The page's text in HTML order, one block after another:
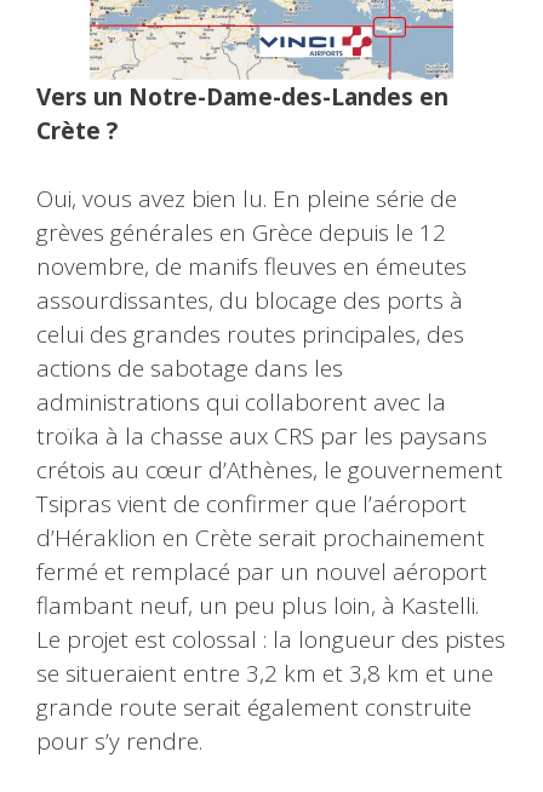
Vers un Notre-Dame-des-Landes en
Crète ?
Oui, vous avez bien lu. En pleine série de
grèves générales en Grèce depuis le 12
novembre, de manifs fleuves en émeutes
assourdissantes, du blocage des ports à
celui des grandes routes principales, des
actions de sabotage dans les
administrations qui collaborent avec la
troïka à la chasse aux CRS par les paysans
crétois au cœur d’Athènes, le gouvernement
Tsipras vient de confirmer que l’aéroport
d’Héraklion en Crète serait prochainement
fermé et remplacé par un nouvel aéroport
flambant neuf, un peu plus loin, à Kastelli.
Le projet est colossal : la longueur des pistes
se situeraient entre 3,2 km et 3,8 km et une
grande route serait également construite
pour s’y rendre.